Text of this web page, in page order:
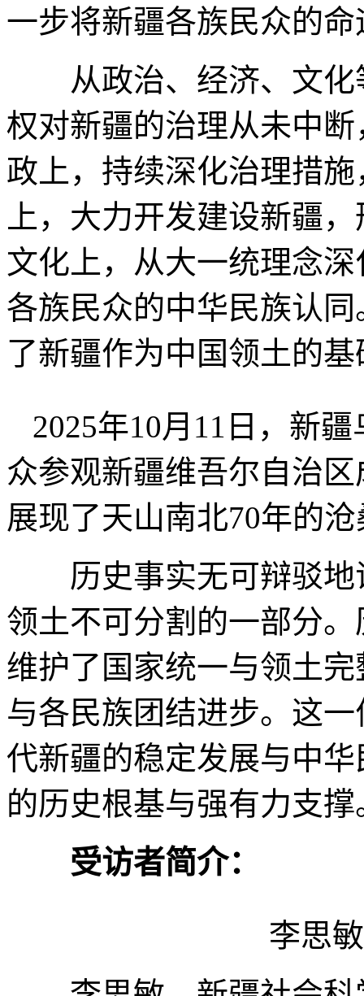
一步将新疆各族民众的
从政治、经济、文化
权对新疆的治理从未中
政上，持续深化治理措
上，大力开发建设新疆
文化上，从大一统理念
各族民众的中华民族认
了新疆作为中国领土的基
2025年10月11日，新
众参观新疆维吾尔自治
展现了天山南北70年的
历史事实无可辩驳地
领土不可分割的一部分
维护了国家统一与领土
与各民族团结进步。这
代新疆的稳定发展与中
的历史根基与强有力支撑
受访者简介：
李思